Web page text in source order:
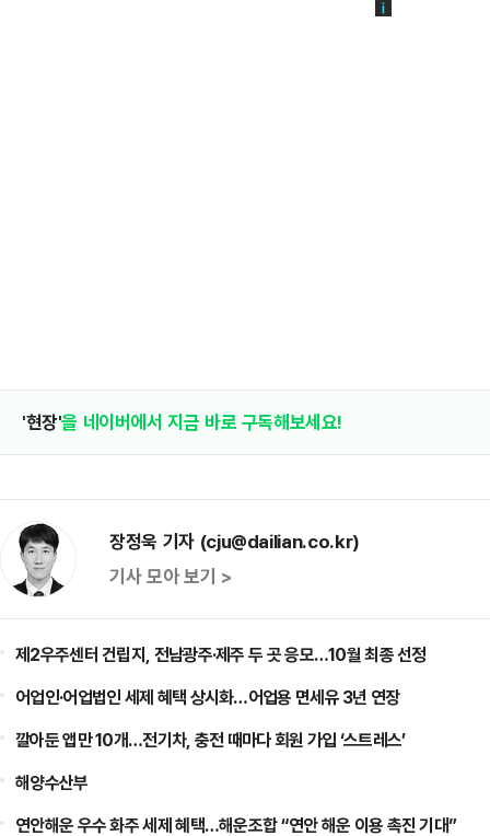
'현장'을 네이버에서 지금 바로 구독해보세요!
장정욱 기자 (cju@dailian.co.kr)
기사 모아 보기 >
제2우주센터 건립지, 전남광주·제주 두 곳 응모…10월 최종 선정
어업인·어업법인 세제 혜택 상시화…어업용 면세유 3년 연장
깔아둔 앱만 10개…전기차, 충전 때마다 회원 가입 ‘스트레스’
해양수산부
연안해운 우수 화주 세제 혜택…해운조합 “연안 해운 이용 촉진 기대”